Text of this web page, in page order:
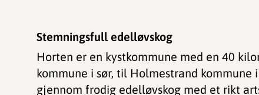
Stemningsfull edelløvskog
​​​​​Horten er en kystkommune med en 40
kommune i sør, til Holmestrand kommune
gjennom frodig edelløvskog med et rikt